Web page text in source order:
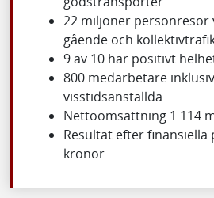
22 miljoner personresor
gående och
9 av 10 har positivt
800 medarbetare
visstidsanställda
Nettoomsättning 1 114
Resultat efter
kronor